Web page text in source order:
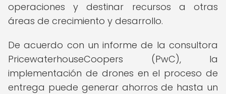
operaciones y destinar recursos a otras
áreas de crecimiento y desarrollo.
De acuerdo con un informe de la consultora
PricewaterhouseCoopers (PwC), la
implementación de drones en el proceso de
entrega puede generar ahorros de hasta un